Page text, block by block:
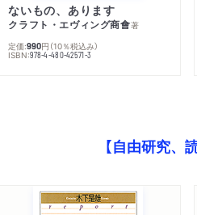
ないもの、あります
クラフト・エヴィング商會著
定価:990円 （10％税込み）
ISBN:978-4-480-42571-3
【自由研究